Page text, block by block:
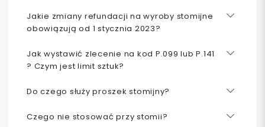
Jakie zmiany refundacji na wyroby stomijne
obowiązują od 1 stycznia 2023?
Jak wystawić zlecenie na kod P.099 lub P.141
? Czym jest limit sztuk?
Do czego służy proszek stomijny?
Czego nie stosować przy stomii?